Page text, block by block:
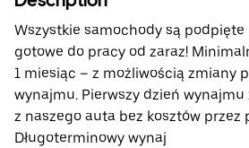
Wszystkie samochody są podpięte
gotowe do pracy od zaraz!
1 miesiąc – z możliwością zmiany
wynajmu. Pierwszy dzień
z naszego auta bez kosztów przez
Długoterminowy wynaj